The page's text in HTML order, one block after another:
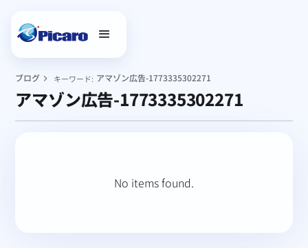
ブログ キーワード: アマゾン広告-1773335302271
アマゾン広告-1773335302271
No items found.